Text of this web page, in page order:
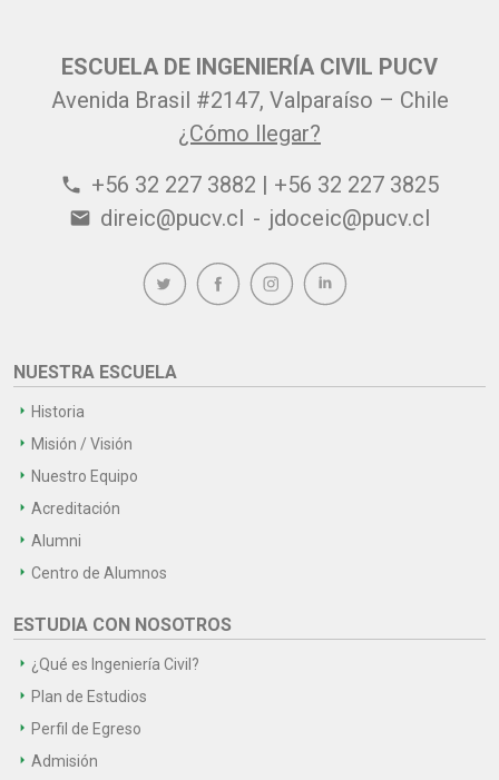
ESCUELA DE INGENIERÍA CIVIL PUCV
Avenida Brasil #2147, Valparaíso – Chile
¿Cómo llegar?
phone +56 32 227 3882 | +56 32 227 3825
email direic@pucv.cl - jdoceic@pucv.cl
NUESTRA ESCUELA
Historia
Misión / Visión
Nuestro Equipo
Acreditación
Alumni
Centro de Alumnos
ESTUDIA CON NOSOTROS
¿Qué es Ingeniería Civil?
Plan de Estudios
Perfil de Egreso
Admisión